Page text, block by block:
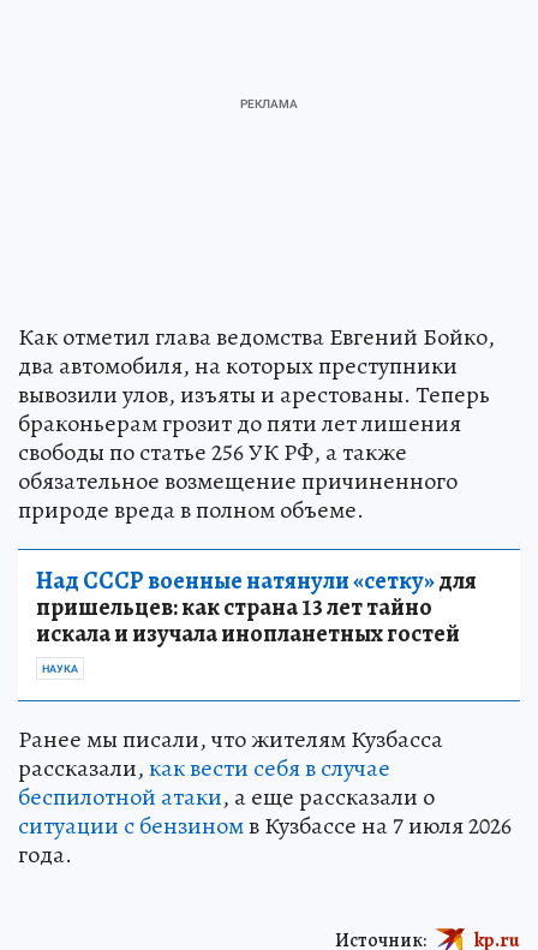
Как отметил глава ведомства Евгений Бойко,
два автомобиля, на которых преступники
вывозили улов, изъяты и арестованы. Теперь
браконьерам грозит до пяти лет лишения
свободы по статье 256 УК РФ, а также
обязательное возмещение причиненного
природе вреда в полном объеме.
Над СССР военные натянули «сетку»для
пришельцев: как страна 13 лет тайно
искала и изучала инопланетных гостей
НАУКА
Ранее мы писали, что жителям Кузбасса
рассказали,как вести себя в случае
беспилотной атаки, а еще рассказали о
ситуации с бензиномв Кузбассе на 7 июля 2026
года.
Источник: kp.ru